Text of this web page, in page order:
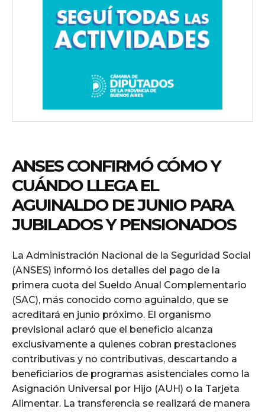
ANSES CONFIRMÓ CÓMO Y
CUÁNDO LLEGA EL
AGUINALDO DE JUNIO PARA
JUBILADOS Y PENSIONADOS
La Administración Nacional de la Seguridad Social
(ANSES) informó los detalles del pago de la
primera cuota del Sueldo Anual Complementario
(SAC), más conocido como aguinaldo, que se
acreditará en junio próximo. El organismo
previsional aclaró que el beneficio alcanza
exclusivamente a quienes cobran prestaciones
contributivas y no contributivas, descartando a
beneficiarios de programas asistenciales como la
Asignación Universal por Hijo (AUH) o la Tarjeta
Alimentar. La transferencia se realizará de manera